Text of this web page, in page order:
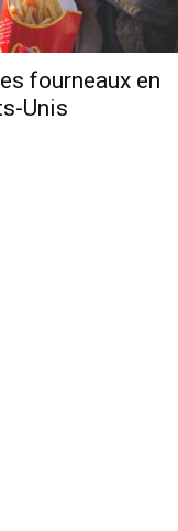
fourneaux en
Unis